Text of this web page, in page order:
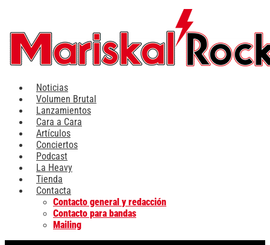
contenido
Noticias
Volumen Brutal
Lanzamientos
Cara a Cara
Artículos
Conciertos
Podcast
La Heavy
Tienda
Contacta
Contacto general y redacción
Contacto para bandas
Mailing